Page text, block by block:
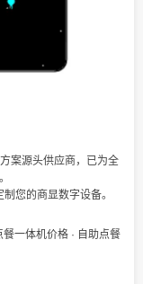
案源头供应商，已为全
您的商显数字设备。
餐一体机价格 · 自助点餐